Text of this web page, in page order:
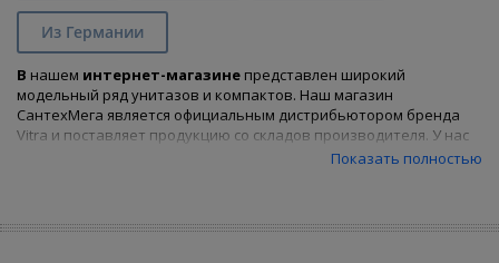
Из Германии
В нашем интернет-магазине представлен широкий
модельный ряд унитазов и компактов. Наш магазин
СантехМега является официальным дистрибьютором бренда
Vitra и поставляет продукцию со складов производителя. У нас
Вы найдете все разнообразие моделей унитазов иПоказать полностью